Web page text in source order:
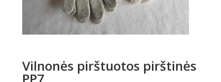
Vilnonės pirštuotos pirštinės
PP7